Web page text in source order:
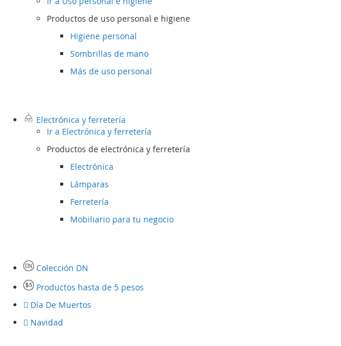
Productos de uso personal e higiene
Higiene personal
Sombrillas de mano
Más de uso personal
Electrónica y ferretería
Ir a Electrónica y ferretería
Productos de electrónica y ferretería
Electrónica
Lámparas
Ferretería
Mobiliario para tu negocio
Colección DN
Productos hasta de 5 pesos
Día De Muertos
Navidad